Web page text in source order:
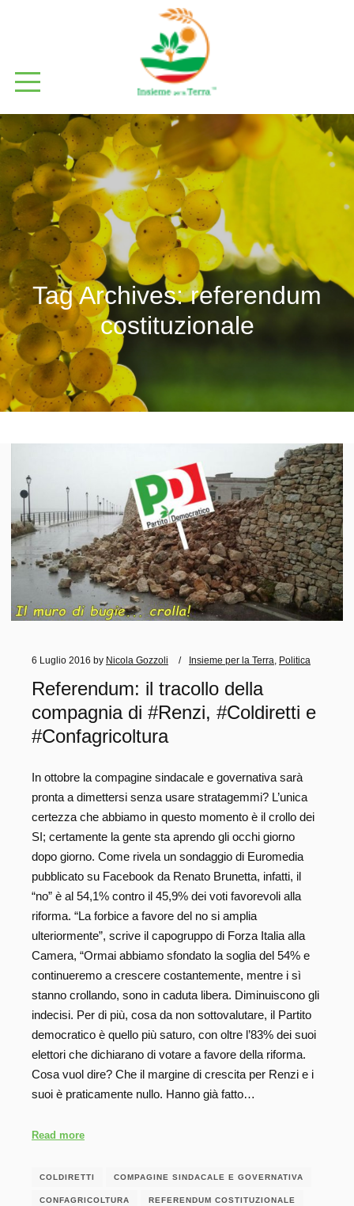
Tag Archives:referendum
costituzionale
6 Luglio 2016 by Nicola Gozzoli Insieme per la Terra Politica
Referendum: il tracollo della
compagnia di #Renzi, #Coldiretti e
#Confagricoltura
In ottobre la compagine sindacale e governativa sarà
pronta a dimettersi senza usare stratagemmi? L’unica
certezza che abbiamo in questo momento è il crollo dei
SI; certamente la gente sta aprendo gli occhi giorno
dopo giorno. Come rivela un sondaggio di Euromedia
pubblicato su Facebook da Renato Brunetta, infatti, il
“no” è al 54,1% contro il 45,9% dei voti favorevoli alla
riforma. “La forbice a favore del no si amplia
ulteriormente”, scrive il capogruppo di Forza Italia alla
Camera, “Ormai abbiamo sfondato la soglia del 54% e
continueremo a crescere costantemente, mentre i sì
stanno crollando, sono in caduta libera. Diminuiscono gli
indecisi. Per di più, cosa da non sottovalutare, il Partito
democratico è quello più saturo, con oltre l’83% dei suoi
elettori che dichiarano di votare a favore della riforma.
Cosa vuol dire? Che il margine di crescita per Renzi e i
suoi è praticamente nullo. Hanno già fatto…
Read more
COLDIRETTI COMPAGINE SINDACALE E GOVERNATIVA
CONFAGRICOLTURA REFERENDUM COSTITUZIONALE